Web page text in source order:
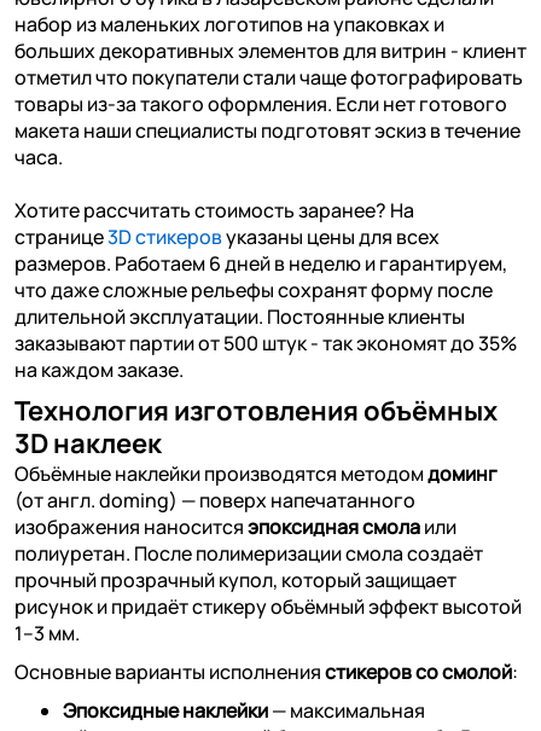
набор из маленьких логотипов на упаковках и
больших декоративных элементов для витрин - клиент
отметил что покупатели стали чаще фотографировать
товары из-за такого оформления. Если нет готового
макета наши специалисты подготовят эскиз в течение
часа.
Хотите рассчитать стоимость заранее? На
странице3D стикеровуказаны цены для всех
размеров. Работаем 6 дней в неделю и гарантируем,
что даже сложные рельефы сохранят форму после
длительной эксплуатации. Постоянные клиенты
заказывают партии от 500 штук - так экономят до 35%
на каждом заказе.
Технология изготовления объёмных
3D наклеек
Объёмные наклейки производятся методомдоминг
(от англ. doming) — поверх напечатанного
изображения наноситсяэпоксидная смолаили
полиуретан. После полимеризации смола создаёт
прочный прозрачный купол, который защищает
рисунок и придаёт стикеру объёмный эффект высотой
1–3 мм.
Основные варианты исполнениястикеров со смолой:
Эпоксидные наклейки— максимальная